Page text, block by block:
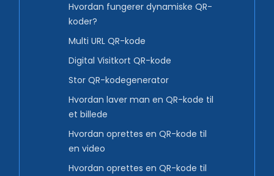
Hvordan fungerer dynamiske QR-
koder?
Multi URL QR-kode
Digital Visitkort QR-kode
Stor QR-kodegenerator
Hvordan laver man en QR-kode til
et billede
Hvordan oprettes en QR-kode til
en video
Hvordan oprettes en QR-kode til